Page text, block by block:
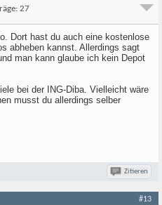
27
Dort hast du auch eine kostenlose
abheben kannst. Allerdings sagt
man kann glaube ich kein Depot
bei der ING-Diba. Vielleicht wäre
musst du allerdings selber
Zitieren
#13